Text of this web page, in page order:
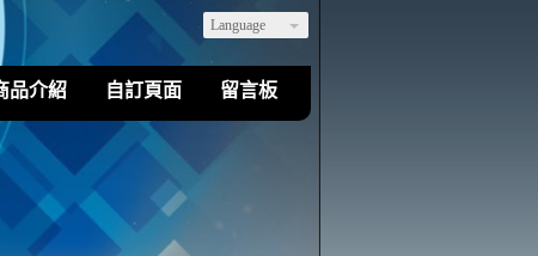
Language
品介紹 自訂頁面 留言板